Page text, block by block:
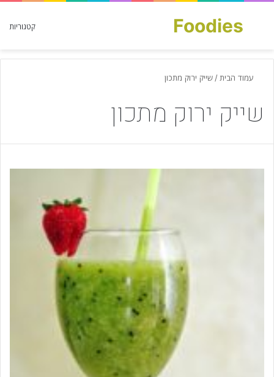
קטגוריות Foodies
חפש עבור
עמוד הבית / שייק ירוק מתכון
שייק ירוק מתכון